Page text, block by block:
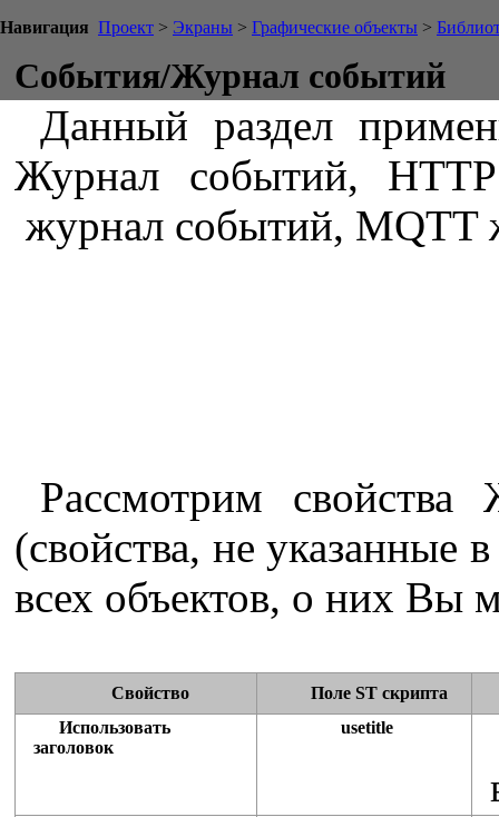
Навигация Проект > Экраны > Графические объекты >
События/Журнал событий
Данный раздел
Журнал событий,
журнал событий, MQTT
Рассмотрим свойства
(свойства, не указанные
всех объектов, о них Вы
Свойство
Поле ST скрипта
Использовать
заголовок
usetitle